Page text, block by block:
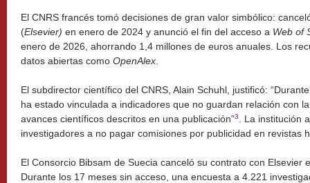
El CNRS francés tomó decisiones de gran valor simbólico:
(Elsevier) en enero de 2024 y anunció el fin del acceso a Web of
enero de 2026, ahorrando 1,4 millones de euros anuales. Los
datos abiertas como OpenAlex
El subdirector científico del CNRS, Alain Schuhl, justificó:
ha estado vinculada a indicadores que no guardan relación con
avances científicos descritos en una publicación”3
. La institución
investigadores a no pagar comisiones por publicidad en revistas
El Consorcio Bibsam de Suecia canceló su contrato con Elsevier
Durante los 17 meses sin acceso, una encuesta a 4.221